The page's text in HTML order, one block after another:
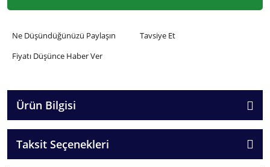
Ne Düşündüğünüzü Paylaşın
Tavsiye Et
Fiyatı Düşünce Haber Ver
Ürün Bilgisi
Taksit Seçenekleri